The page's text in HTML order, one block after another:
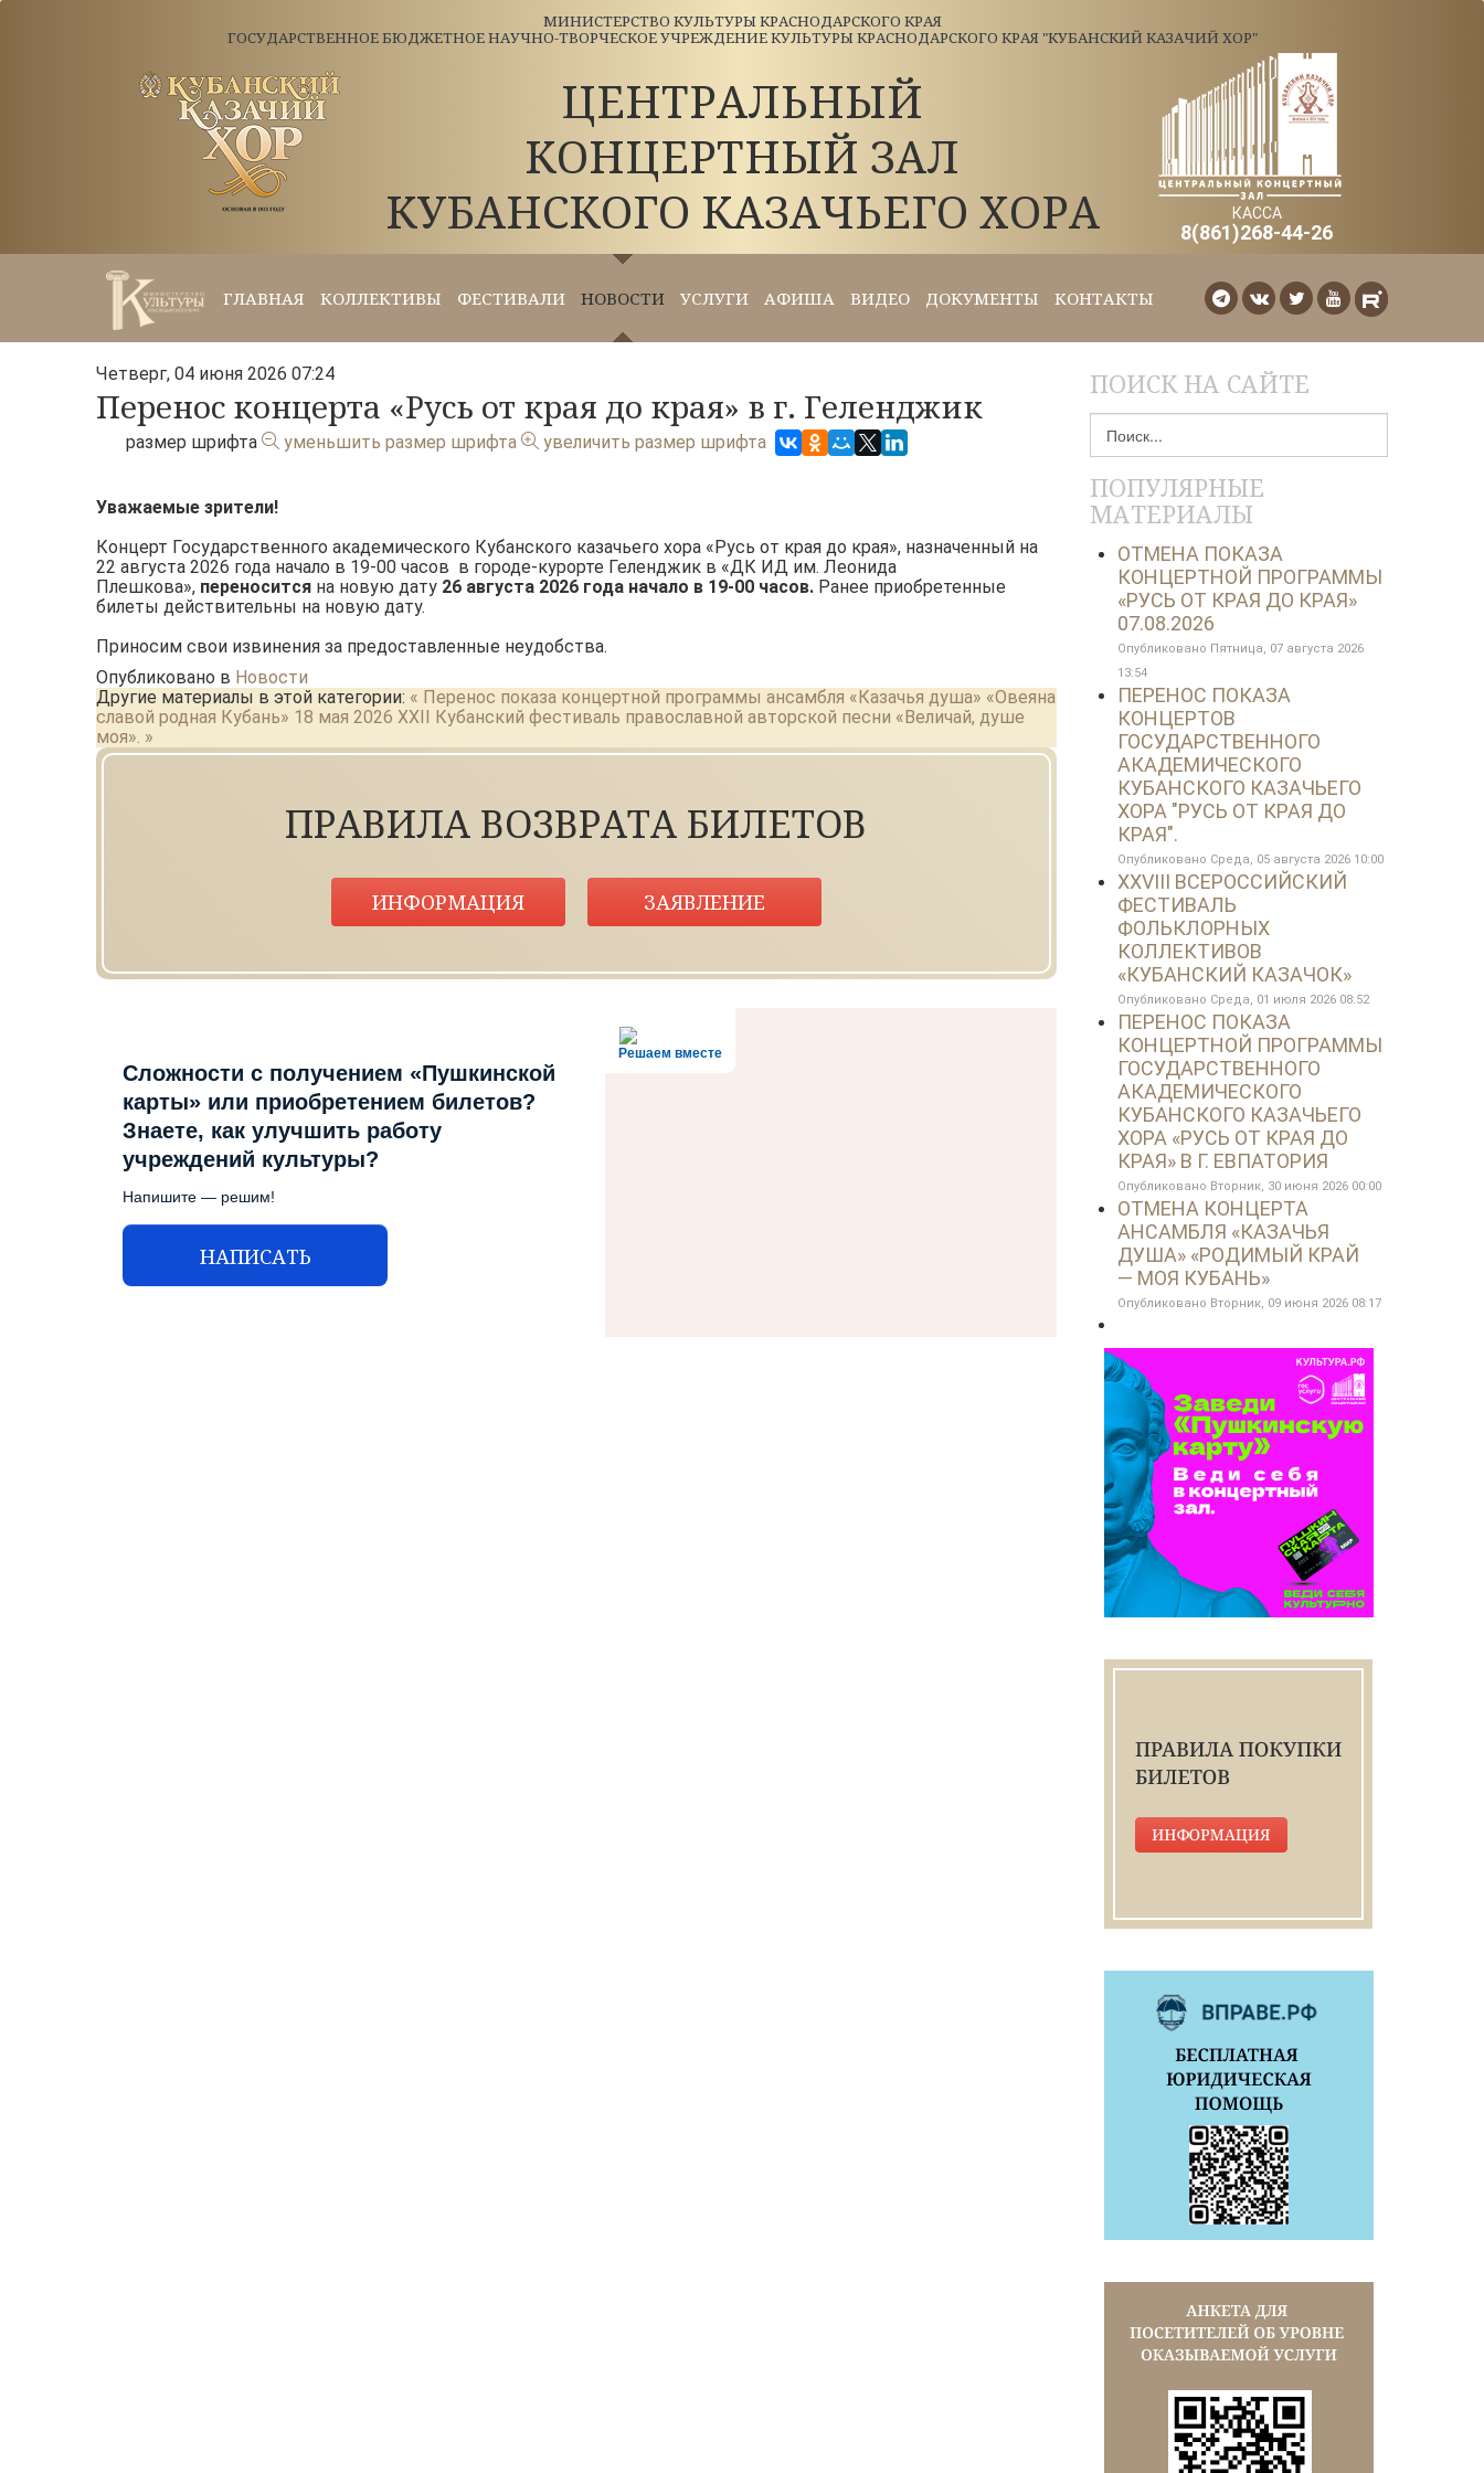
МИНИСТЕРСТВО КУЛЬТУРЫ КРАСНОДАРСКОГО КРАЯ
ГОСУДАРСТВЕННОЕ БЮДЖЕТНОЕ НАУЧНО-ТВОРЧЕСКОЕ УЧРЕЖДЕНИЕ КУЛЬТУРЫ КРАСНОДАРСКОГО КРАЯ "КУБАНСКИЙ КАЗАЧИЙ ХОР"
ЦЕНТРАЛЬНЫЙ
КОНЦЕРТНЫЙ ЗАЛ
КУБАНСКОГО КАЗАЧЬЕГО ХОРА
КАССА
8(861)268-44-26
ГЛАВНАЯ КОЛЛЕКТИВЫ ФЕСТИВАЛИ НОВОСТИ УСЛУГИ АФИША ВИДЕО ДОКУМЕНТЫ КОНТАКТЫ
Четверг, 04 июня 2026 07:24
Перенос концерта «Русь от края до края» в г. Геленджик
размер шрифта уменьшить размер шрифта увеличить размер шрифта
Уважаемые зрители!
Концерт Государственного академического Кубанского казачьего хора «Русь от края до края», назначенный на
22 августа 2026 года начало в 19-00 часов в городе-курорте Геленджик в «ДК ИД им. Леонида
Плешкова», переносится на новую дату 26 августа 2026 года начало в 19-00 часов. Ранее приобретенные
билеты действительны на новую дату.
Приносим свои извинения за предоставленные неудобства.
Опубликовано в Новости
Другие материалы в этой категории: « Перенос показа концертной программы ансамбля «Казачья душа» «Овеяна
славой родная Кубань» 18 мая 2026 XXII Кубанский фестиваль православной авторской песни «Величай, душе
моя». »
ПРАВИЛА ВОЗВРАТА БИЛЕТОВ
ИНФОРМАЦИЯ ЗАЯВЛЕНИЕ
Решаем вместе
Сложности с получением «Пушкинской
карты» или приобретением билетов?
Знаете, как улучшить работу
учреждений культуры?
Напишите — решим!
НАПИСАТЬ
ПОИСК НА САЙТЕ
ПОПУЛЯРНЫЕ
МАТЕРИАЛЫ
ОТМЕНА ПОКАЗА
КОНЦЕРТНОЙ ПРОГРАММЫ
«РУСЬ ОТ КРАЯ ДО КРАЯ»
07.08.2026
Опубликовано Пятница, 07 августа 2026
13:54
ПЕРЕНОС ПОКАЗА
КОНЦЕРТОВ
ГОСУДАРСТВЕННОГО
АКАДЕМИЧЕСКОГО
КУБАНСКОГО КАЗАЧЬЕГО
ХОРА "РУСЬ ОТ КРАЯ ДО
КРАЯ".
Опубликовано Среда, 05 августа 2026 10:00
XXVIII ВСЕРОССИЙСКИЙ
ФЕСТИВАЛЬ
ФОЛЬКЛОРНЫХ
КОЛЛЕКТИВОВ
«КУБАНСКИЙ КАЗАЧОК»
Опубликовано Среда, 01 июля 2026 08:52
ПЕРЕНОС ПОКАЗА
КОНЦЕРТНОЙ ПРОГРАММЫ
ГОСУДАРСТВЕННОГО
АКАДЕМИЧЕСКОГО
КУБАНСКОГО КАЗАЧЬЕГО
ХОРА «РУСЬ ОТ КРАЯ ДО
КРАЯ» В Г. ЕВПАТОРИЯ
Опубликовано Вторник, 30 июня 2026 00:00
ОТМЕНА КОНЦЕРТА
АНСАМБЛЯ «КАЗАЧЬЯ
ДУША» «РОДИМЫЙ КРАЙ
— МОЯ КУБАНЬ»
Опубликовано Вторник, 09 июня 2026 08:17